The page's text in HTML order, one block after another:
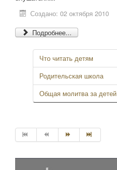
Создано: 02 октября 2010
Подробнее...
Что читать детям
Родительская школа
Общая молитва за детей